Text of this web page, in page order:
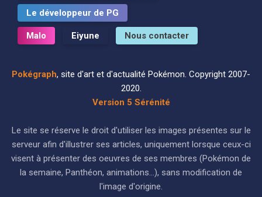
Le développeur de PG
Malo Eiyune Nous contacter
Pokégraph, site d'art et d'actualité Pokémon. Copyright 2007-
2020.
Version 5 Sérénité
Le site se réserve le droit d'utiliser les images présentes sur le
serveur afin d'illustrer ses articles, uniquement lorsque ceux-ci
visent à présenter des oeuvres de ses membres (Pokémon de
la semaine, Panthéon, animations...), sans modification de
l'image d'origine.